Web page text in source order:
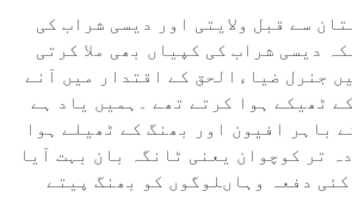
سے قبل ولایتی اور دیسی شراب کی
دیسی شراب کی کپیاں بھی ملا کرتی
جنرل ضیاءالحق کے اقتدار میں آنے
ٹھیکے ہوا کرتے تھے ۔ہمیں یاد ہے
باہر افیون اور بھنگ کے ٹھیلے ہوا
تر کوچوان یعنی ٹانگہ بان بہت آیا
دفعہ وہاںلوگوں کو بھنگ پیتے